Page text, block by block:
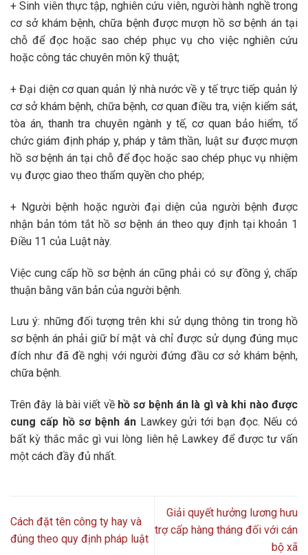
+ Sinh viên thực tập, nghiên cứu viên, người hành nghề trong
cơ sở khám bệnh, chữa bệnh được mượn hồ sơ bệnh án tại
chỗ để đọc hoặc sao chép phục vụ cho việc nghiên cứu
hoặc công tác chuyên môn kỹ thuật;
+ Đại diện cơ quan quản lý nhà nước về y tế trực tiếp quản lý
cơ sở khám bệnh, chữa bệnh, cơ quan điều tra, viện kiểm sát,
tòa án, thanh tra chuyên ngành y tế, cơ quan bảo hiểm, tổ
chức giám định pháp y, pháp y tâm thần, luật sư được mượn
hồ sơ bệnh án tại chỗ để đọc hoặc sao chép phục vụ nhiệm
vụ được giao theo thẩm quyền cho phép;
+ Người bệnh hoặc người đại diện của người bệnh được
nhận bản tóm tắt hồ sơ bệnh án theo quy định tại khoản 1
Điều 11 của Luật này.
Việc cung cấp hồ sơ bệnh án cũng phải có sự đồng ý, chấp
thuận bằng văn bản của người bệnh.
Lưu ý: những đối tượng trên khi sử dụng thông tin trong hồ
sơ bệnh án phải giữ bí mật và chỉ được sử dụng đúng mục
đích như đã đề nghị với người đứng đầu cơ sở khám bệnh,
chữa bệnh.
Trên đây là bài viết về hồ sơ bệnh án là gì và khi nào được
cung cấp hồ sơ bệnh án Lawkey gửi tới bạn đọc. Nếu có
bất kỳ thắc mắc gì vui lòng liên hệ Lawkey để được tư vấn
một cách đầy đủ nhất.
Cách đặt tên công ty hay và
đúng theo quy định pháp luật
Giải quyết hưởng lương hưu
trợ cấp hàng tháng đối với cán
bộ xã